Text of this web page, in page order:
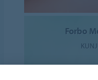
Forbo